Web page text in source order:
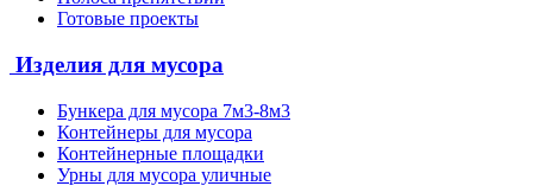
Готовые проекты
Изделия для мусора
Бункера для мусора 7м3-8м3
Контейнеры для мусора
Контейнерные площадки
Урны для мусора уличные